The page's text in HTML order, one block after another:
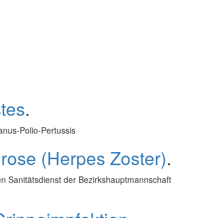
.
Polio-Pertussis
(Herpes Zoster).
Sanitätsdienst der Bezirkshauptmannschaft